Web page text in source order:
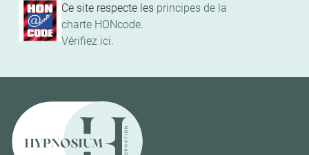
Ce site respecte les principes de la
charte HONcode.
Vérifiez ici.